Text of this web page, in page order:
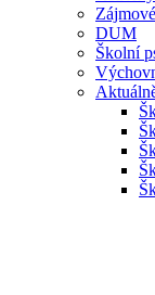
DUM
Školní